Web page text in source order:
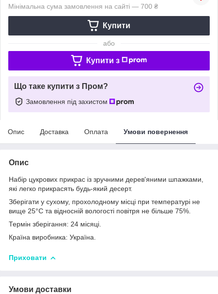
Мінімальна сума замовлення на сайті — 700 ₴
Купити
або
Купити з
Що таке купити з Пром?
Замовлення під захистом
Опис Доставка Оплата Умови повернення
Опис
Набір цукрових прикрас із зручними дерев'яними шпажками,
які легко прикрасять будь-який десерт.
Зберігати у сухому, прохолодному місці при температурі не
вище 25°С та відносній вологості повітря не більше 75%.
Термін зберігання: 24 місяці.
Країна виробника: Україна.
Приховати
Умови доставки